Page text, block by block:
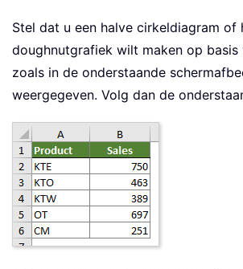
Stel dat u een halve cirkeldiagram of
doughnutgrafiek wilt maken op basis
zoals in de onderstaande
weergegeven. Volg dan de